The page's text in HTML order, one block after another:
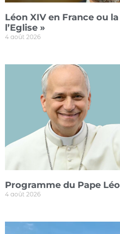
Léon XIV en France ou
l’Eglise »
4 août 2026
Programme du Pape
4 août 2026